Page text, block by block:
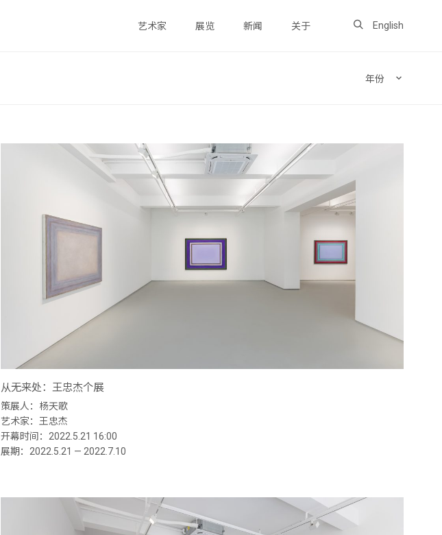
艺术家 展览 新闻 关于 English
年份
从无来处：王忠杰个展
策展人：杨天歌
艺术家：王忠杰
开幕时间：2022.5.21 16:00
展期：2022.5.21 — 2022.7.10